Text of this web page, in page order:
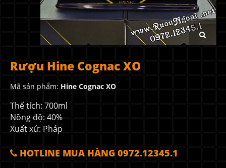
Rượu Hine Cognac XO
Mã sản phẩm: Hine Cognac XO
Thể tích: 700ml
Nồng độ: 40%
Xuất xứ: Pháp
HOTLINE MUA HÀNG 0972.12345.1